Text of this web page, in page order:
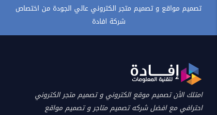
تصميم مواقع و تصميم متجر الكتروني عالي الجودة من اختصاص
شركة افادة
امتلك الأن تصميم موقع الكتروني و تصميم متجر الكتروني
احترافي مع افضل شركه تصميم متاجر و تصميم مواقع